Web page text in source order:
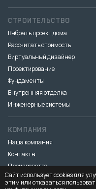
СТРОИТЕЛЬСТВО
Выбрать проект дома
Рассчитать стоимость
Виртуальный дизайнер
Проектирование
Фундаменты
Внутренняя отделка
Инженерные системы
КОМПАНИЯ
Наша компания
Контакты
Производство
Сайт использует cookies для
этим или отказаться